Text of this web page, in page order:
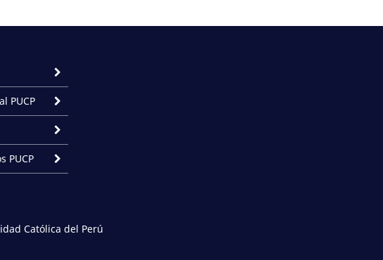
PUCP
PUCP
Católica del Perú